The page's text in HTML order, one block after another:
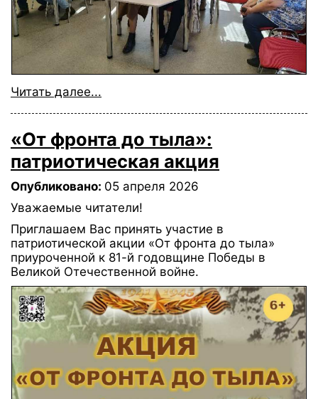
Читать далее...
«От фронта до тыла»:
патриотическая акция
Опубликовано: 05 апреля 2026
Уважаемые читатели!
Приглашаем Вас принять участие в
патриотической акции «От фронта до тыла»
приуроченной к 81-й годовщине Победы в
Великой Отечественной войне.